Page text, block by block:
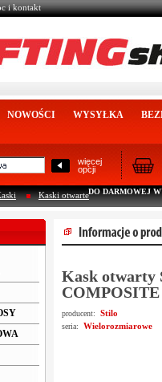
i kontakt
NOWOŚCI WYSYŁKA
więcej
opcji
DO DARMOWEJ
Kaski otwarte
Kask otwarty
producent: Stilo
seria: Wielorozmiarowe